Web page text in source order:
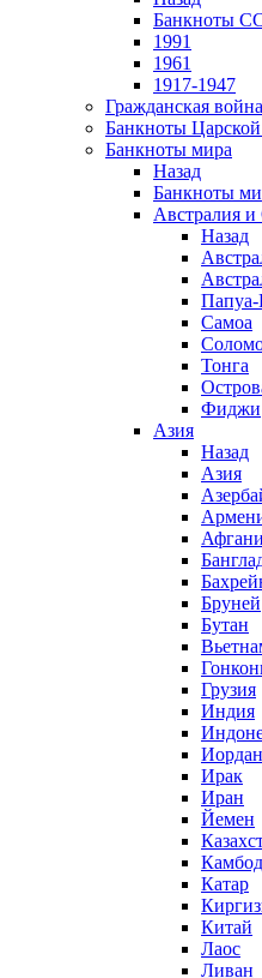
Банкноты
1991
1961
1917-1947
Гражданская война
Банкноты
Банкноты мира
Назад
Банкноты
Австралия
Назад
Папуа-
Самоа
Тонга
Фиджи
Азия
Назад
Азия
Бруней
Бутан
Грузия
Индия
Ирак
Иран
Йемен
Катар
Китай
Лаос
Ливан